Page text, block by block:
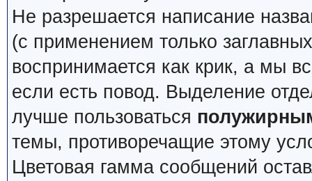
Не разрешается написание
(с применением только
воспринимается как крик, а мы
если есть повод. Выделение
лучше пользоваться
темы, противоречащие этому
Цветовая гамма сообщений